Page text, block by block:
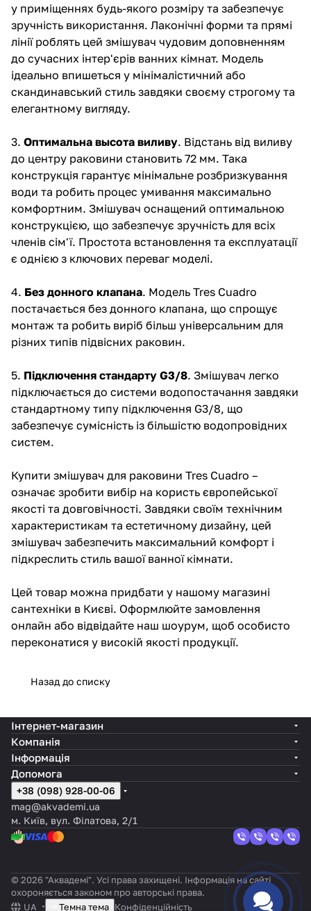
у приміщеннях будь-якого розміру та забезпечує
зручність використання. Лаконічні форми та прямі
лінії роблять цей змішувач чудовим доповненням
до сучасних інтер'єрів ванних кімнат. Модель
ідеально впишеться у мінімалістичний або
скандинавський стиль завдяки своєму строгому та
елегантному вигляду.
3. Оптимальна высота виливу. Відстань від виливу
до центру раковини становить 72 мм. Така
конструкція гарантує мінімальне розбризкування
води та робить процес умивання максимально
комфортним. Змішувач оснащений оптимальною
конструкцією, що забезпечує зручність для всіх
членів сім'ї. Простота встановлення та експлуатації
є однією з ключових переваг моделі.
4. Без донного клапана. Модель Tres Cuadro
постачається без донного клапана, що спрощує
монтаж та робить виріб більш універсальним для
різних типів підвісних раковин.
5. Підключення стандарту G3/8. Змішувач легко
підключається до системи водопостачання завдяки
стандартному типу підключення G3/8, що
забезпечує сумісність із більшістю водопровідних
систем.
Купити змішувач для раковини Tres Cuadro –
означає зробити вибір на користь європейської
якості та довговічності. Завдяки своїм технічним
характеристикам та естетичному дизайну, цей
змішувач забезпечить максимальний комфорт і
підкреслить стиль вашої ванної кімнати.
Цей товар можна придбати у нашому магазині
сантехніки в Києві. Оформлюйте замовлення
онлайн або відвідайте наш шоурум, щоб особисто
переконатися у високій якості продукції.
Назад до списку
Інтернет-магазин
Компанія
Інформація
Допомога
+38 (098) 928-00-06
mag@akvademi.ua
м. Київ, вул. Філатова, 2/1
© 2026 "Аквадемі". Усі права захищені. Інформація на сайті
охороняється законом про авторські права.
UA
Темна тема Конфіденційність